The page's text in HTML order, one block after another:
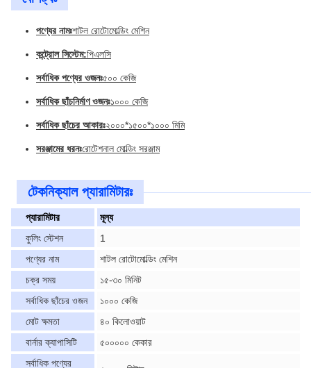
পণ্যের নামঃশাটল রোটোমোল্ডিং মেশিন
কন্ট্রোল সিস্টেম:পিএলসি
সর্বাধিক পণ্যের ওজনঃ৫০০ কেজি
সর্বাধিক ছাঁচনির্মাণ ওজনঃ১০০০ কেজি
সর্বাধিক ছাঁচের আকারঃ২০০০*১৫০০*১০০০ মিমি
সরঞ্জামের ধরনঃরোটেশনাল মোল্ডিং সরঞ্জাম
টেকনিক্যাল প্যারামিটারঃ
প্যারামিটার
মূল্য
কুলিং স্টেশন
1
পণ্যের নাম
শাটল রোটোমোল্ডিং মেশিন
চক্র সময়
১৫-৩০ মিনিট
সর্বাধিক ছাঁচের ওজন
১০০০ কেজি
মোট ক্ষমতা
৪০ কিলোওয়াট
বার্নার ক্যাপাসিটি
৫০০০০০ কেকার
সর্বাধিক পণ্যের